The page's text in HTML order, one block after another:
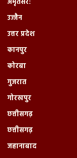
उज्जैन
उत्तर प्रदेश
कानपुर
कोरबा
गुजरात
गोरखपुर
छत्तीसगढ़
छत्तीसगढ़
जहानाबाद